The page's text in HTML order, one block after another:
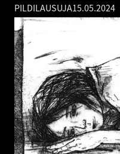
PILDILAUSUJA15.05.2024